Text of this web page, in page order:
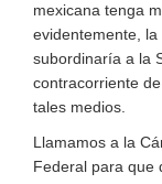
mexicana tenga
evidentemente,
subordinaría a la
contracorriente
tales medios.
Llamamos a la
Federal para que